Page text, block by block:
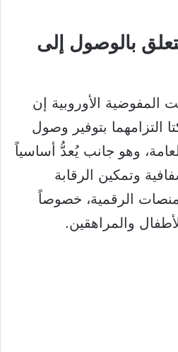
بالوصول إلى
المفوضية الأوروبية إن
التزامهما بتوفير وصول
وهو جانب يُعدُّ أساسياً
وتمكين الرقابة
الرقمية، خصوصاً
والمراهقين.